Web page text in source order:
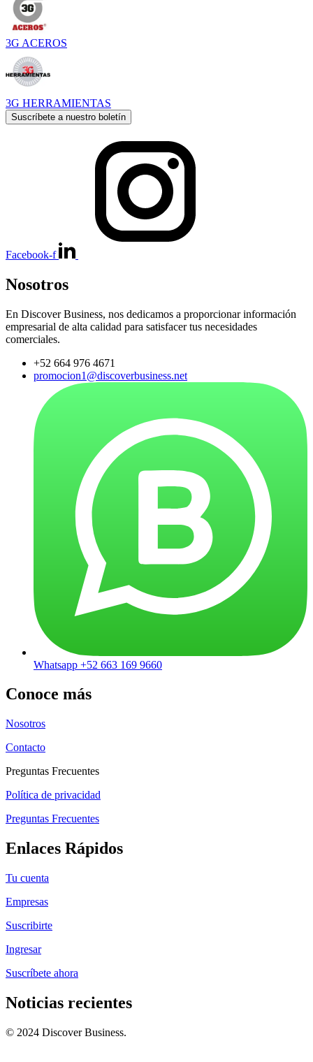
3G ACEROS
3G HERRAMIENTAS
Suscríbete a nuestro boletín
Facebook-f
Nosotros
En Discover Business, nos dedicamos a proporcionar información
empresarial de alta calidad para satisfacer tus necesidades
comerciales.
+52 664 976 4671
promocion1@discoverbusiness.net
Whatsapp +52 663 169 9660
Conoce más
Nosotros
Contacto
Preguntas Frecuentes
Política de privacidad
Preguntas Frecuentes
Enlaces Rápidos
Tu cuenta
Empresas
Suscribirte
Ingresar
Suscríbete ahora
Noticias recientes
© 2024 Discover Business.